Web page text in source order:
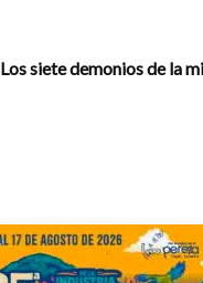
Los siete demonios de la